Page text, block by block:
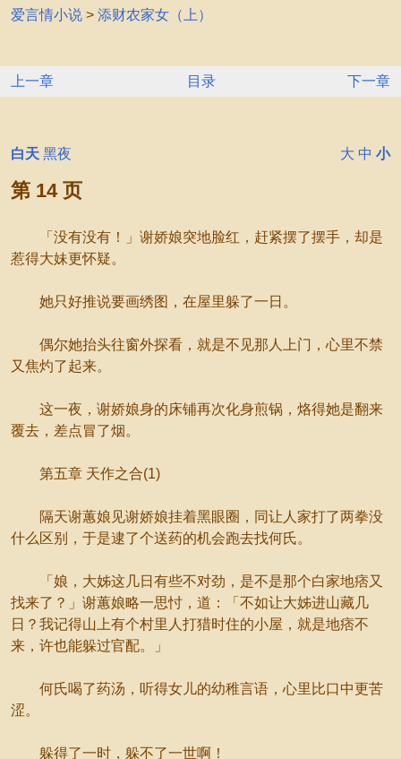
爱言情小说 > 添财农家女（上）
上一章 目录 下一章
白天 黑夜 大 中 小
第 14 页
「没有没有！」谢娇娘突地脸红，赶紧摆了摆手，却是
惹得大妹更怀疑。
她只好推说要画绣图，在屋里躲了一日。
偶尔她抬头往窗外探看，就是不见那人上门，心里不禁
又焦灼了起来。
这一夜，谢娇娘身的床铺再次化身煎锅，烙得她是翻来
覆去，差点冒了烟。
第五章 天作之合(1)
隔天谢蕙娘见谢娇娘挂着黑眼圈，同让人家打了两拳没
什么区别，于是逮了个送药的机会跑去找何氏。
「娘，大姊这几日有些不对劲，是不是那个白家地痞又
找来了？」谢蕙娘略一思忖，道：「不如让大姊进山藏几
日？我记得山上有个村里人打猎时住的小屋，就是地痞不
来，许也能躲过官配。」
何氏喝了药汤，听得女儿的幼稚言语，心里比口中更苦
涩。
躲得了一时，躲不了一世啊！